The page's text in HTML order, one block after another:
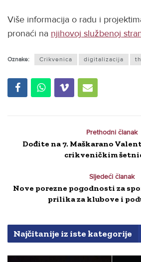
Više informacija o radu i
pronaći na njihovoj službenoj
Oznake: Crikvenica digitalizacija
Prethodni članak
Dođite na 7. Maškarano
crikveničkim
Sljedeći članak
Nove porezne pogodnosti za
prilika za klubove i
Najčitanije iz iste kategorije